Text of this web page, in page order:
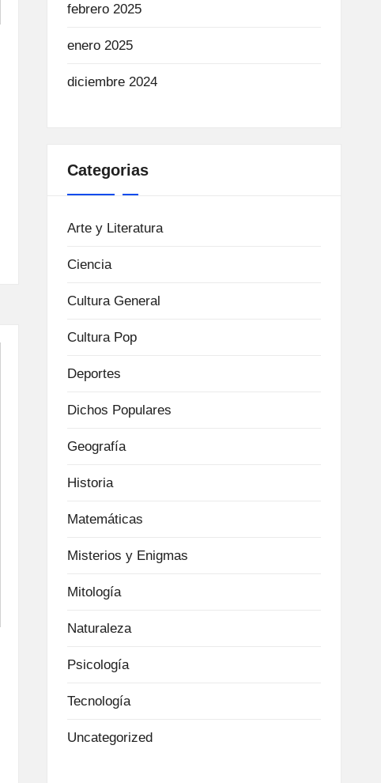
febrero 2025
enero 2025
diciembre 2024
Categorias
Arte y Literatura
Ciencia
Cultura General
Cultura Pop
Deportes
Dichos Populares
Geografía
Historia
Matemáticas
Misterios y Enigmas
Mitología
Naturaleza
Psicología
Tecnología
Uncategorized